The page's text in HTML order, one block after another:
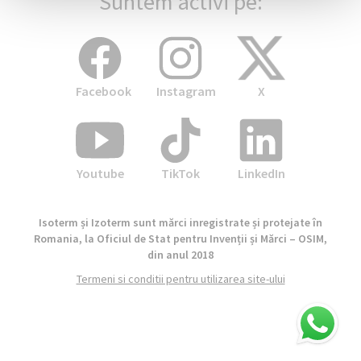
Facebook Instagram X
Youtube TikTok LinkedIn
Isoterm și Izoterm sunt mărci inregistrate și protejate în
Romania, la Oficiul de Stat pentru Invenții și Mărci – OSIM,
din anul 2018
Termeni si conditii pentru utilizarea site-ului